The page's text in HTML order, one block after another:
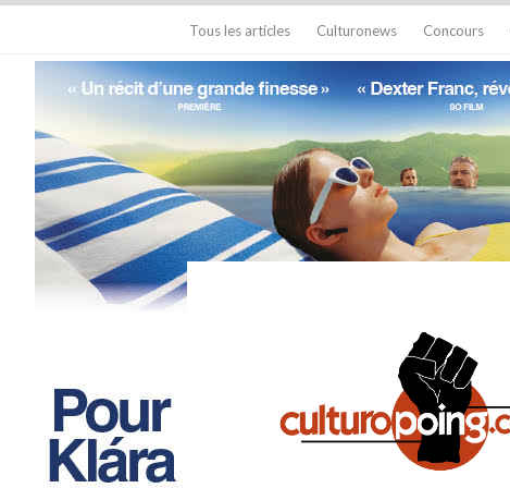
Tous les articles Culturonews Concours